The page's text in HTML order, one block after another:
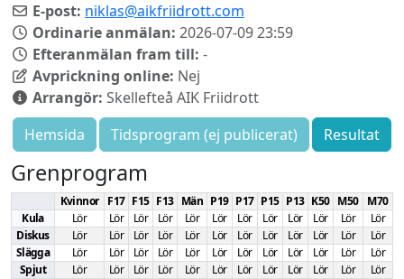
E-post: niklas@aikfriidrott.com
Ordinarie anmälan: 2026-07-09 23:59
Efteranmälan fram till: -
Avprickning online: Nej
Arrangör: Skellefteå AIK Friidrott
Hemsida
Tidsprogram (ej publicerat) Resultat
Grenprogram
Kvinnor F17 F15 F13 Män P19 P17 P15 P13 K50 M50
M70
Kula
Lör Lör Lör Lör Lör Lör Lör Lör Lör Lör Lör
Lör
Diskus
Lör Lör Lör Lör Lör Lör Lör Lör Lör Lör Lör
Lör
Slägga
Lör Lör Lör Lör Lör Lör Lör Lör Lör Lör Lör
Lör
Spjut
Lör Lör Lör Lör Lör Lör Lör Lör Lör Lör Lör Lör